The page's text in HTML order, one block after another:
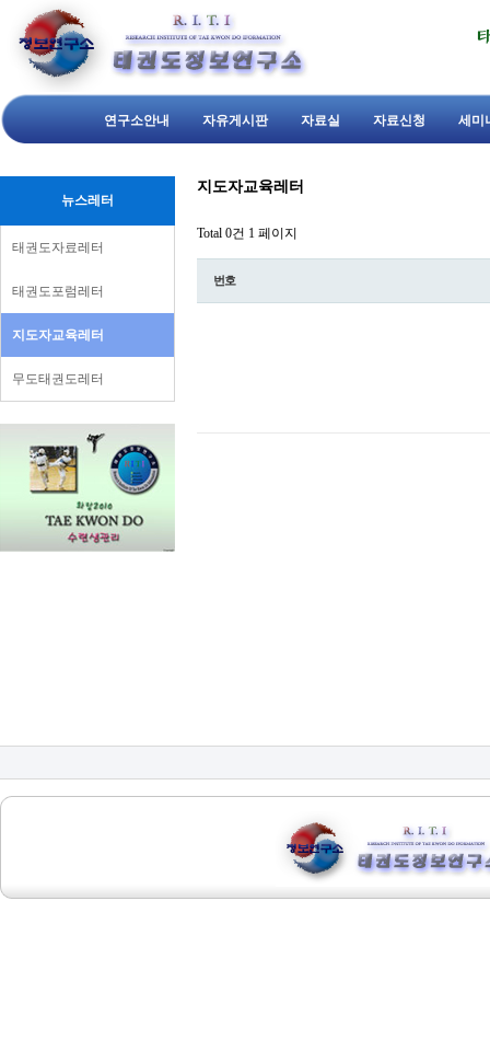
연구소안내 자유게시판 자료실 자료신청 세미
뉴스레터
태권도자료레터
태권도포럼레터
지도자교육레터
무도태권도레터
지도자교육레터
Total 0건 1 페이지
번호